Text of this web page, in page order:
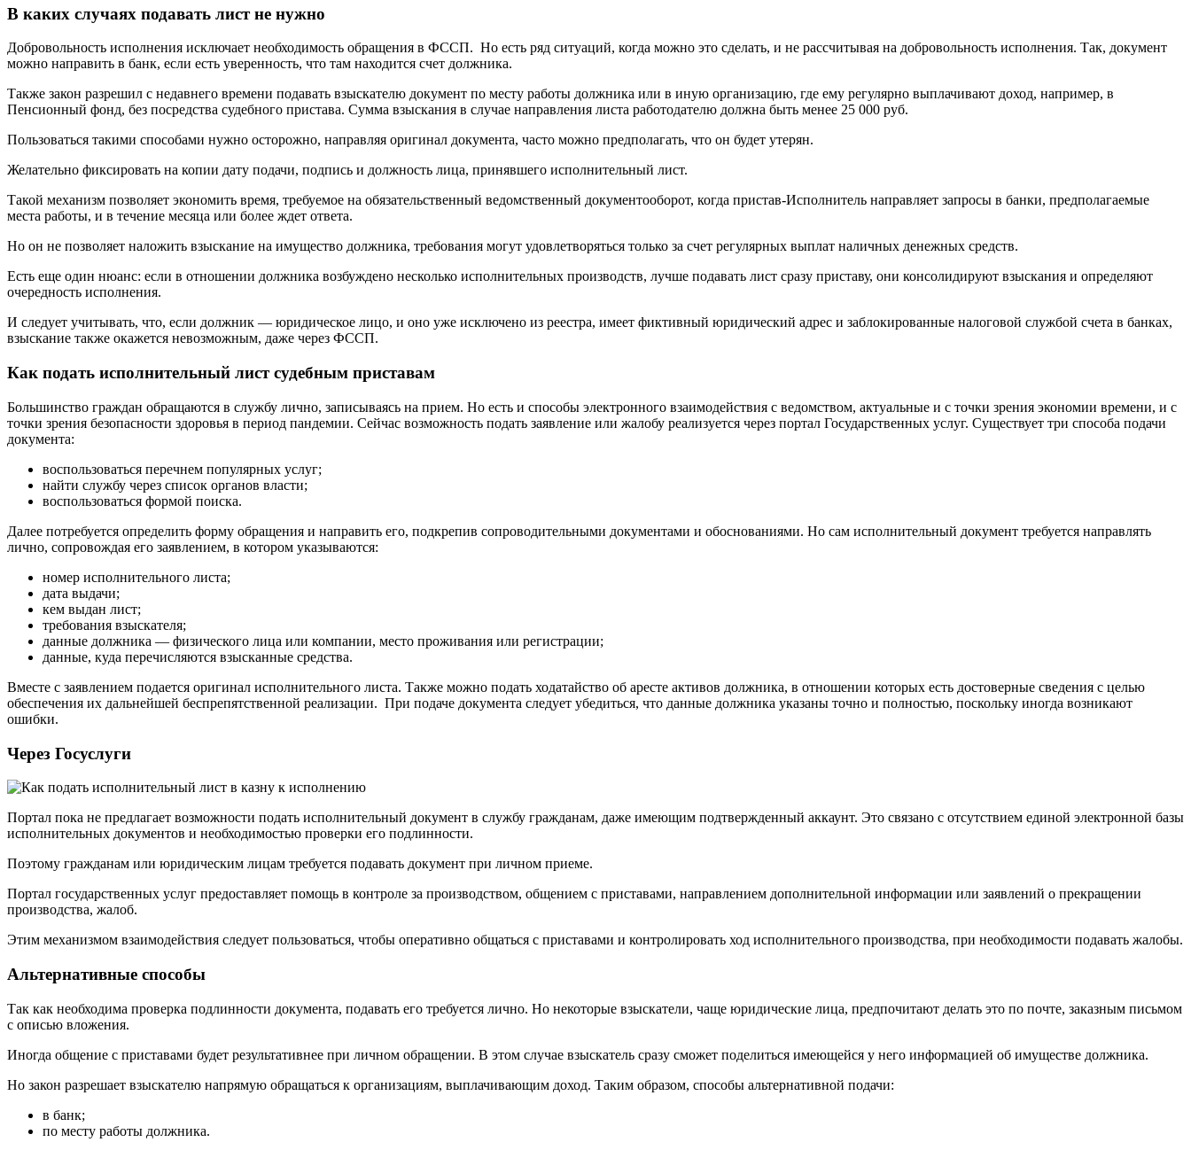
В каких случаях подавать лист не нужно
Добровольность исполнения исключает необходимость обращения в ФССП. Но есть ряд ситуаций, когда можно это сделать, и не рассчитывая на добровольность исполнения. Так, документ
можно направить в банк, если есть уверенность, что там находится счет должника.
Также закон разрешил с недавнего времени подавать взыскателю документ по месту работы должника или в иную организацию, где ему регулярно выплачивают доход, например, в
Пенсионный фонд, без посредства судебного пристава. Сумма взыскания в случае направления листа работодателю должна быть менее 25 000 руб.
Пользоваться такими способами нужно осторожно, направляя оригинал документа, часто можно предполагать, что он будет утерян.
Желательно фиксировать на копии дату подачи, подпись и должность лица, принявшего исполнительный лист.
Такой механизм позволяет экономить время, требуемое на обязательственный ведомственный документооборот, когда пристав-Исполнитель направляет запросы в банки, предполагаемые
места работы, и в течение месяца или более ждет ответа.
Но он не позволяет наложить взыскание на имущество должника, требования могут удовлетворяться только за счет регулярных выплат наличных денежных средств.
Есть еще один нюанс: если в отношении должника возбуждено несколько исполнительных производств, лучше подавать лист сразу приставу, они консолидируют взыскания и определяют
очередность исполнения.
И следует учитывать, что, если должник — юридическое лицо, и оно уже исключено из реестра, имеет фиктивный юридический адрес и заблокированные налоговой службой счета в банках,
взыскание также окажется невозможным, даже через ФССП.
Как подать исполнительный лист судебным приставам
Большинство граждан обращаются в службу лично, записываясь на прием. Но есть и способы электронного взаимодействия с ведомством, актуальные и с точки зрения экономии времени, и с
точки зрения безопасности здоровья в период пандемии. Сейчас возможность подать заявление или жалобу реализуется через портал Государственных услуг. Существует три способа подачи
документа:
воспользоваться перечнем популярных услуг;
найти службу через список органов власти;
воспользоваться формой поиска.
Далее потребуется определить форму обращения и направить его, подкрепив сопроводительными документами и обоснованиями. Но сам исполнительный документ требуется направлять
лично, сопровождая его заявлением, в котором указываются:
номер исполнительного листа;
дата выдачи;
кем выдан лист;
требования взыскателя;
данные должника — физического лица или компании, место проживания или регистрации;
данные, куда перечисляются взысканные средства.
Вместе с заявлением подается оригинал исполнительного листа. Также можно подать ходатайство об аресте активов должника, в отношении которых есть достоверные сведения с целью
обеспечения их дальнейшей беспрепятственной реализации. При подаче документа следует убедиться, что данные должника указаны точно и полностью, поскольку иногда возникают
ошибки.
Через Госуслуги
Портал пока не предлагает возможности подать исполнительный документ в службу гражданам, даже имеющим подтвержденный аккаунт. Это связано с отсутствием единой электронной базы
исполнительных документов и необходимостью проверки его подлинности.
Поэтому гражданам или юридическим лицам требуется подавать документ при личном приеме.
Портал государственных услуг предоставляет помощь в контроле за производством, общением с приставами, направлением дополнительной информации или заявлений о прекращении
производства, жалоб.
Этим механизмом взаимодействия следует пользоваться, чтобы оперативно общаться с приставами и контролировать ход исполнительного производства, при необходимости подавать жалобы.
Альтернативные способы
Так как необходима проверка подлинности документа, подавать его требуется лично. Но некоторые взыскатели, чаще юридические лица, предпочитают делать это по почте, заказным письмом
с описью вложения.
Иногда общение с приставами будет результативнее при личном обращении. В этом случае взыскатель сразу сможет поделиться имеющейся у него информацией об имуществе должника.
Но закон разрешает взыскателю напрямую обращаться к организациям, выплачивающим доход. Таким образом, способы альтернативной подачи:
в банк;
по месту работы должника.